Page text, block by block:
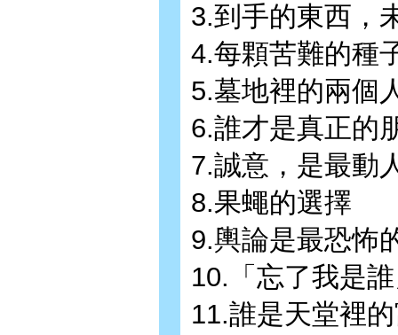
3.到手的東西，
4.每顆苦難的種
5.墓地裡的兩個
6.誰才是真正的
7.誠意，是最動
8.果蠅的選擇
9.輿論是最恐怖
10.「忘了我是
11.誰是天堂裡